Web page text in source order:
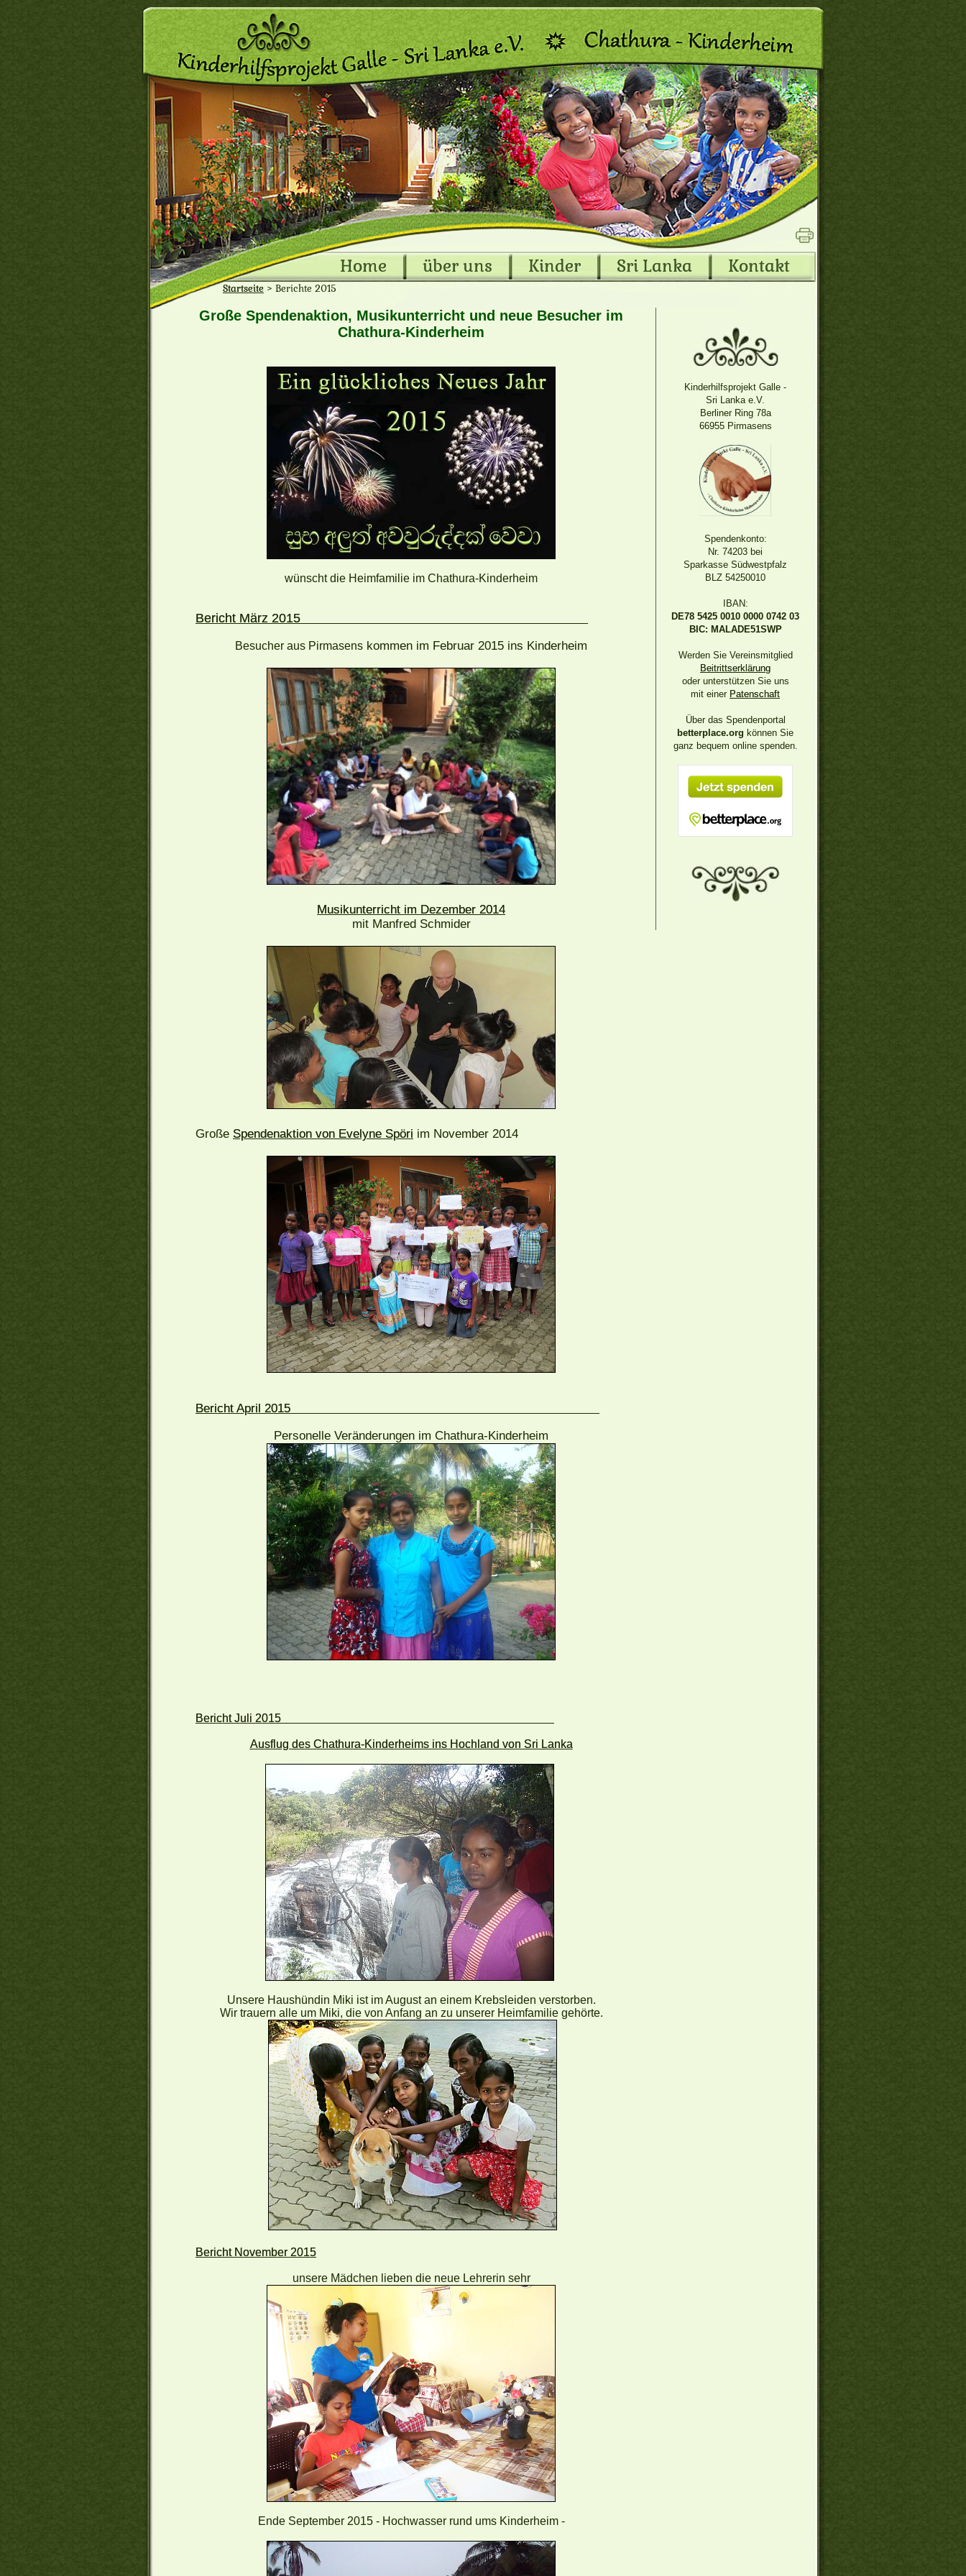
Startseite > Berichte 2015
Home über uns Kinder Sri Lanka Kontakt
Große Spendenaktion, Musikunterricht und neue Besucher im
Chathura-Kinderheim
wünscht die Heimfamilie im Chathura-Kinderheim
Bericht März 2015
Besucher aus Pirmasens kommen im Februar 2015 ins Kinderheim
Musikunterricht im Dezember 2014
mit Manfred Schmider
Große Spendenaktion von Evelyne Spöri im November 2014
Bericht April 2015
Personelle Veränderungen im Chathura-Kinderheim
Bericht Juli 2015
Ausflug des Chathura-Kinderheims ins Hochland von Sri Lanka
Unsere Haushündin Miki ist im August an einem Krebsleiden verstorben.
Wir trauern alle um Miki, die von Anfang an zu unserer Heimfamilie gehörte.
Bericht November 2015
unsere Mädchen lieben die neue Lehrerin sehr
Ende September 2015 - Hochwasser rund ums Kinderheim -
Kinderhilfsprojekt Galle -
Sri Lanka e.V.
Berliner Ring 78a
66955 Pirmasens
Spendenkonto:
Nr. 74203 bei
Sparkasse Südwestpfalz
BLZ 54250010
IBAN:
DE78 5425 0010 0000 0742 03
BIC: MALADE51SWP
Werden Sie Vereinsmitglied
Beitrittserklärung
oder unterstützen Sie uns
mit einer Patenschaft
Über das Spendenportal
betterplace.org können Sie
ganz bequem online spenden.